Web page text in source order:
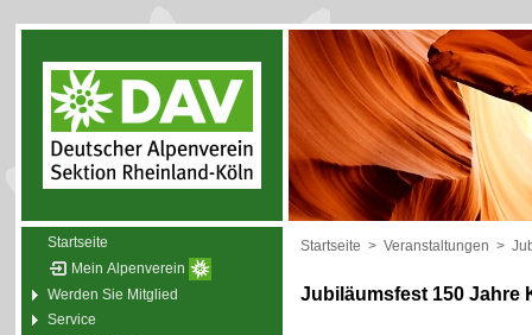
Startseite
Mein Alpenverein
Werden Sie Mitglied
Service
Startseite > Veranstaltungen >
Jubiläumsfest 150 Jahre